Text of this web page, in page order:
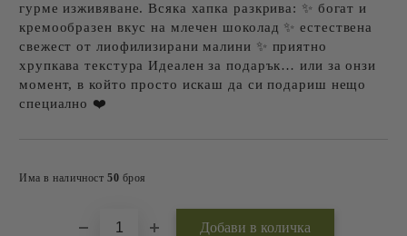
гурме изживяване. Всяка хапка разкрива: ✨ богат и
кремообразен вкус на млечен шоколад ✨ естествена
свежест от лиофилизирани малини ✨ приятно
хрупкава текстура Идеален за подарък… или за онзи
момент, в който просто искаш да си подариш нещо
специално ❤️
Има в наличност 50 броя